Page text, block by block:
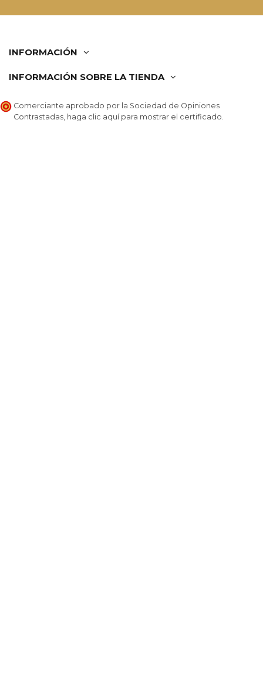
INFORMACIÓN
INFORMACIÓN SOBRE LA TIENDA
Comerciante aprobado por la Sociedad de Opiniones
Contrastadas, haga clic aquí para mostrar el certificado.